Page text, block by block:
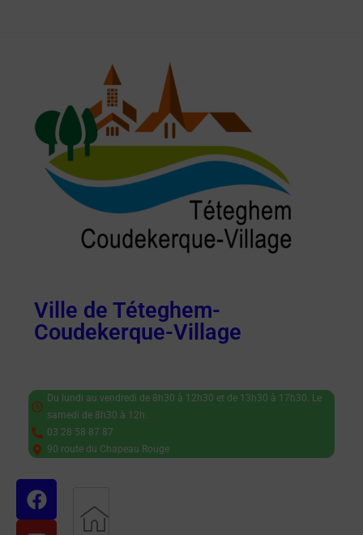
Ville de Téteghem-
Coudekerque-Village
Du lundi au vendredi de 8h30 à 12h30 et de 13h30 à 17h30. Le
samedi de 8h30 à 12h.
03 28 58 87 87
90 route du Chapeau Rouge